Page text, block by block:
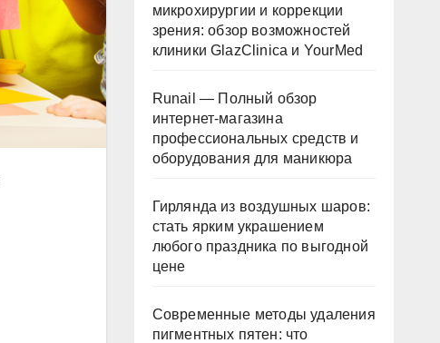
микрохирургии и коррекции
зрения: обзор возможностей
клиники GlazClinica и YourMed
Runail — Полный обзор
интернет-магазина
профессиональных средств и
оборудования для маникюра
Гирлянда из воздушных шаров:
стать ярким украшением
любого праздника по выгодной
цене
Современные методы удаления
пигментных пятен: что